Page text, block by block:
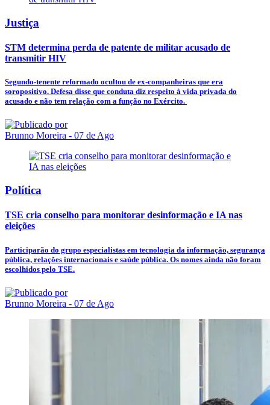
Justiça
STM determina perda de patente de militar acusado de
transmitir HIV
Segundo-tenente reformado ocultou de ex-companheiras que era
soropositivo. Defesa disse que conduta diz respeito à vida privada do
acusado e não tem relação com a função no Exército.
Brunno Moreira - 07 de Ago
Política
TSE cria conselho para monitorar desinformação e IA nas
eleições
Participarão do grupo especialistas em tecnologia da informação, segurança
pública, relações internacionais e saúde pública. Os nomes ainda não foram
escolhidos pelo TSE.
Brunno Moreira - 07 de Ago